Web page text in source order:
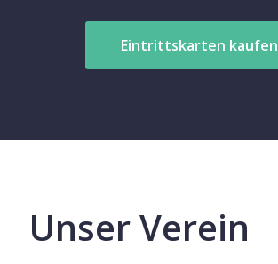
Eintrittskarten kaufen
Unser Verein